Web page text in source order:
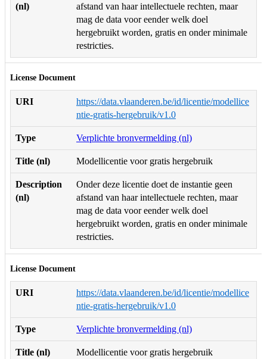
(nl)
afstand van haar intellectuele rechten, maar
mag de data voor eender welk doel
hergebruikt worden, gratis en onder minimale
restricties.
License Document
URI
https://data.vlaanderen.be/id/licentie/modellice
ntie-gratis-hergebruik/v1.0
Type Verplichte bronvermelding (nl)
Title (nl) Modellicentie voor gratis hergebruik
Description
(nl)
Onder deze licentie doet de instantie geen
afstand van haar intellectuele rechten, maar
mag de data voor eender welk doel
hergebruikt worden, gratis en onder minimale
restricties.
License Document
URI
https://data.vlaanderen.be/id/licentie/modellice
ntie-gratis-hergebruik/v1.0
Type Verplichte bronvermelding (nl)
Title (nl) Modellicentie voor gratis hergebruik